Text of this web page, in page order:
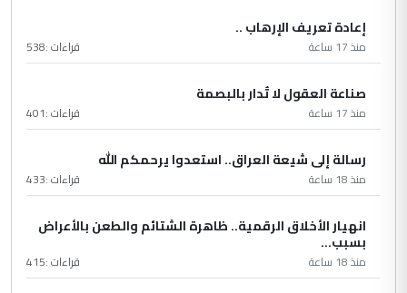
إعادة تعريف الإرهاب ..
منذ 17 ساعة قراءات :538
صناعة العقول لا تُدار بالبصمة
منذ 17 ساعة قراءات :401
رسالة إلى شيعة العراق.. استعدوا يرحمكم الله
منذ 18 ساعة قراءات :433
انهيار الأخلاق الرقمية.. ظاهرة الشتائم والطعن بالأعراض
بسبب...
منذ 18 ساعة قراءات :415